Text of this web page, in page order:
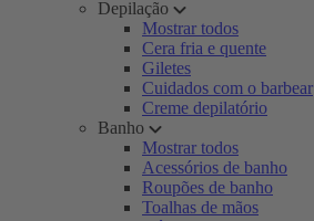
Depilação
Mostrar todos
Cera fria e quente
Giletes
Cuidados com o barbear
Creme depilatório
Banho
Mostrar todos
Acessórios de banho
Roupões de banho
Toalhas de mãos